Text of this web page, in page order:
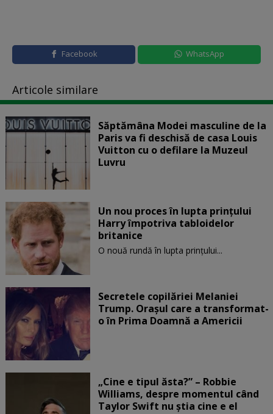
Facebook WhatsApp
Articole similare
Săptămâna Modei masculine de la
Paris va fi deschisă de casa Louis
Vuitton cu o defilare la Muzeul
Luvru
Un nou proces în lupta prinţului
Harry împotriva tabloidelor
britanice
O nouă rundă în lupta prinţului...
Secretele copilăriei Melaniei
Trump. Orașul care a transformat-
o în Prima Doamnă a Americii
„Cine e tipul ăsta?” – Robbie
Williams, despre momentul când
Taylor Swift nu știa cine e el